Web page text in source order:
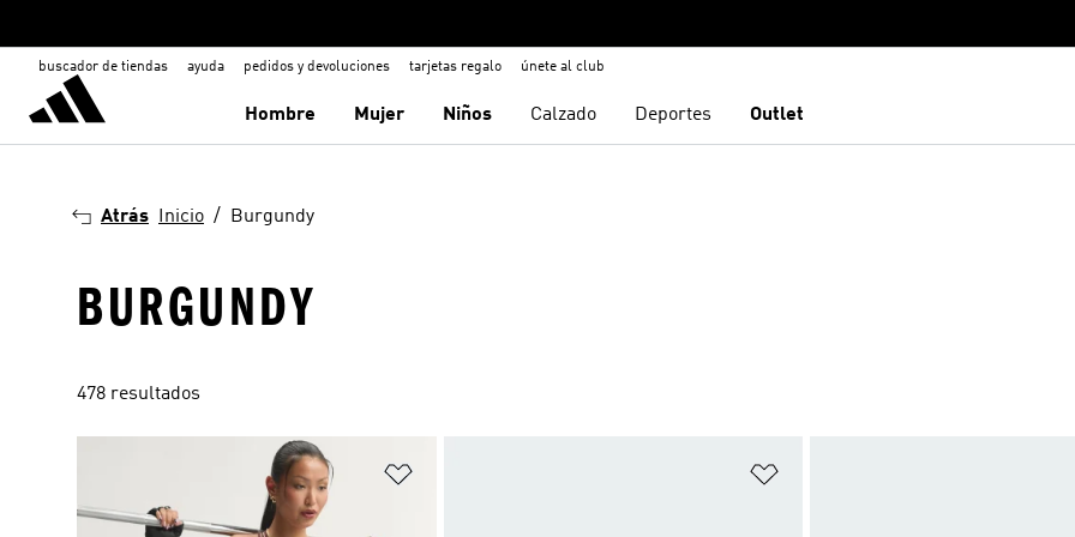
buscador de tiendas ayuda pedidos y devoluciones tarjetas regalo únete al club
Hombre Mujer Niños Calzado Deportes Outlet
Atrás Inicio Burgundy
BURGUNDY
478 resultados